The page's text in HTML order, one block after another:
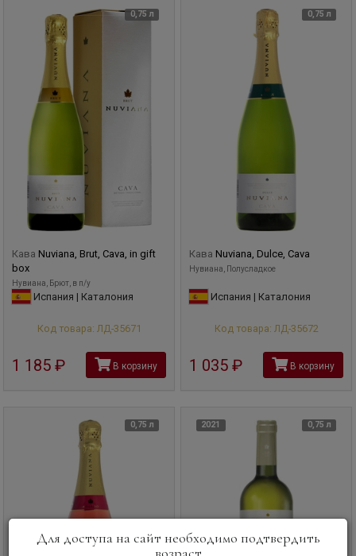
0,75 л
Кава Nuviana, Brut, Cava, in gift
box
Нувиана, Брют, в п/у
Испания | Каталония
Код товара: ЛД-35671
1 185 руб В корзину
0,75 л
Кава Nuviana, Dulce, Cava
Нувиана, Полусладкое
Испания | Каталония
Код товара: ЛД-35672
1 035 руб В корзину
0,75 л 2021 0,75 л
Для доступа на сайт необходимо подтвердить
возраст